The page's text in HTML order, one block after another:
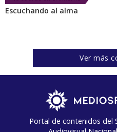
Escuchando al alma
Ver más
Portal de contenidos del